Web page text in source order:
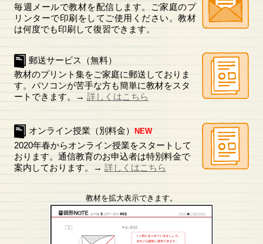
毎週メールで教材を配信します。ご家庭のプ
リンターで印刷をしてご使用ください。教材
は何度でも印刷して復習できます。
郵送サービス（無料）
教材のプリント集をご家庭に郵送しておりま
す。パソコンが苦手な方も簡単に教材をスタ
ートできます。→ 詳しくはこちら
オンライン授業（別料金） NEW
2020年春からオンライン授業をスタートして
おります。通信教育のお申込者は特別料金で
案内しております。→ 詳しくはこちら
教材を拡大表示できます。